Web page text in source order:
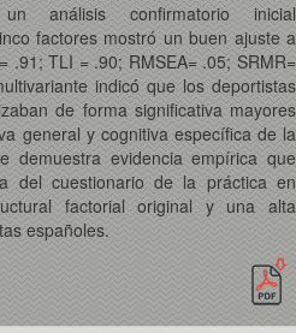
un análisis confirmatorio inicial
factores mostró un buen ajuste a
.91; TLI = .90; RMSEA= .05; SRMR=
indicó que los deportistas
de forma significativa mayores
general y cognitiva específica de la
demuestra evidencia empírica que
del cuestionario de la práctica en
factorial original y una alta
españoles.